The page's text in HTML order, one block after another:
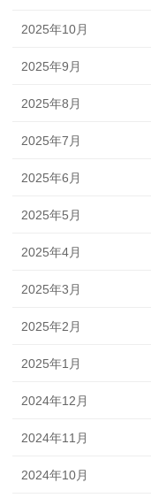
2025年10月
2025年9月
2025年8月
2025年7月
2025年6月
2025年5月
2025年4月
2025年3月
2025年2月
2025年1月
2024年12月
2024年11月
2024年10月